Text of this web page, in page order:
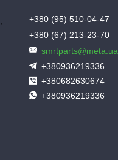
+380 (95) 510-04-47
+380 (67) 213-23-70
smrtparts@meta.ua
+380936219336
+380682630674
+380936219336